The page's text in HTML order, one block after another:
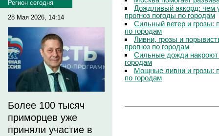
Регион сегодня
28 Мая 2026, 14:14
Более 100 тысяч
приморцев уже
приняли участие в
Дождливый аккорд: чем
прогноз погоды по городам
Сильный ветер и грозы:
по городам
Ливни, грозы и
прогноз по городам
Сильные дожди
городам
Мощные ливни и грозы:
по городам